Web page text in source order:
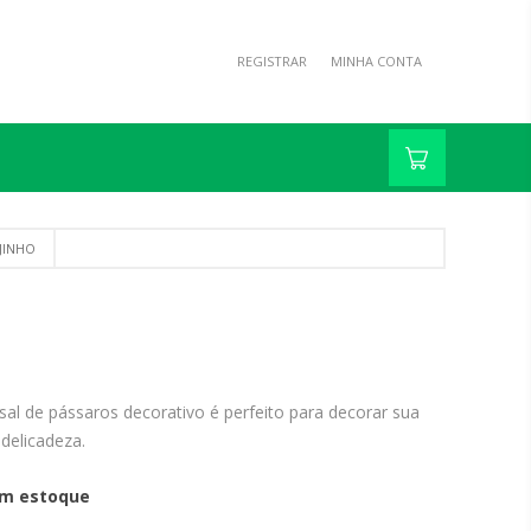
REGISTRAR MINHA CONTA
de pássaros decorativo é perfeito para decorar sua
estoque